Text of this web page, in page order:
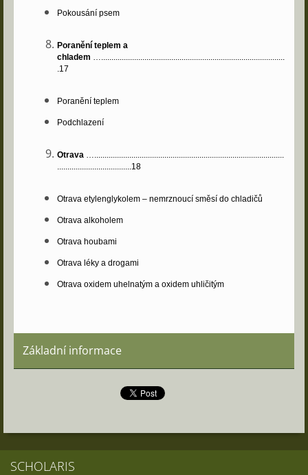
Pokousání psem
Poranění teplem a
chladem ….........................................................................................
.17
Poranění teplem
Podchlazení
Otrava …............................................................................................
....................................18
Otrava etylenglykolem – nemrznoucí směsí do chladičů
Otrava alkoholem
Otrava houbami
Otrava léky a drogami
Otrava oxidem uhelnatým a oxidem uhličitým
Základní informace
SCHOLARIS